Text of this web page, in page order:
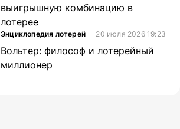
выигрышную комбинацию в
лотерее
Энциклопедия лотерей 20 июля 2026 19:23
Вольтер: философ и лотерейный
миллионер